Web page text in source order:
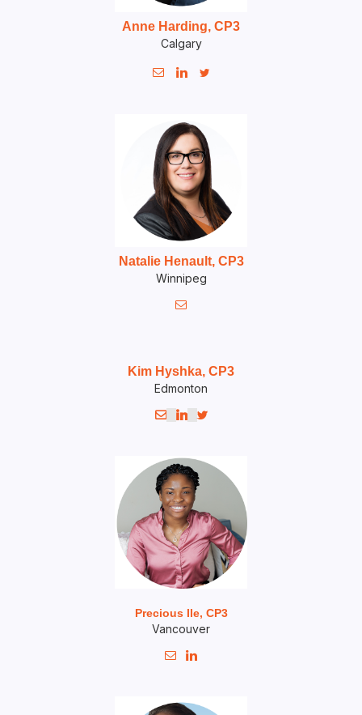
Anne Harding, CP3
Calgary
  
Natalie Henault, CP3
Winnipeg

Kim Hyshka, CP3
Edmonton
  
Precious Ile, CP3
Vancouver
 